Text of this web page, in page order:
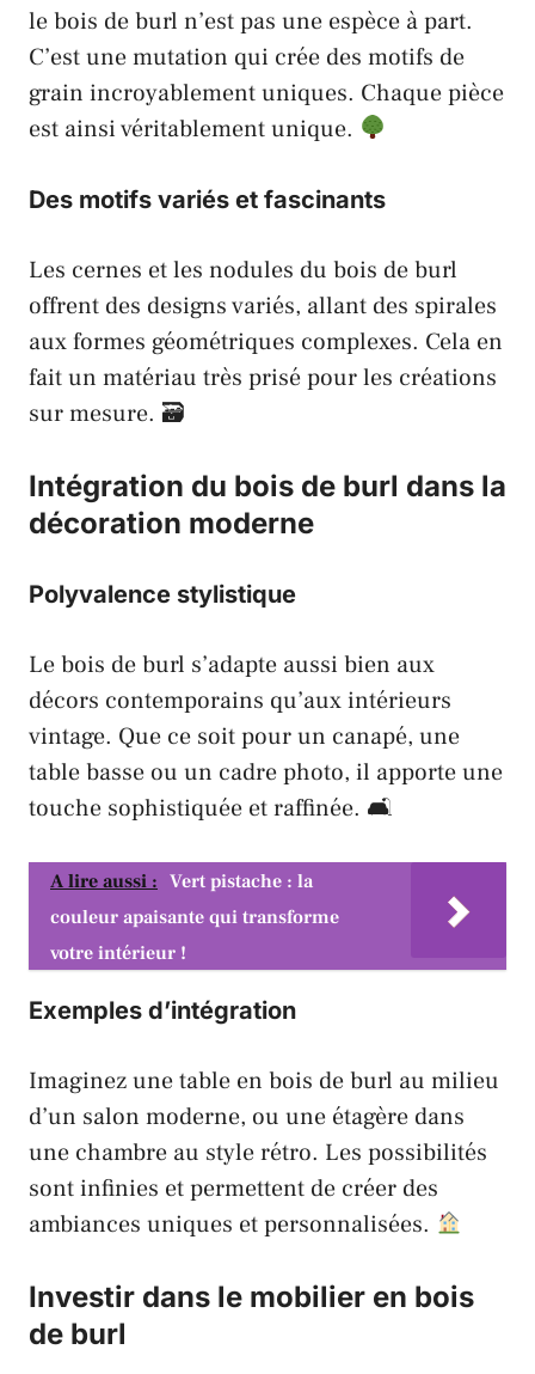
le bois de burl n’est pas une espèce à part.
C’est une mutation qui crée des motifs de
grain incroyablement uniques. Chaque pièce
est ainsi véritablement unique.
Des motifs variés et fascinants
Les cernes et les nodules du bois de burl
offrent des designs variés, allant des spirales
aux formes géométriques complexes. Cela en
fait un matériau très prisé pour les créations
sur mesure. 🗃
Intégration du bois de burl dans la
décoration moderne
Polyvalence stylistique
Le bois de burl s’adapte aussi bien aux
décors contemporains qu’aux intérieurs
vintage. Que ce soit pour un canapé, une
table basse ou un cadre photo, il apporte une
touche sophistiquée et raffinée. 🛋
A lire aussi : Vert pistache : la
couleur apaisante qui transforme
votre intérieur !
Exemples d’intégration
Imaginez une table en bois de burl au milieu
d’un salon moderne, ou une étagère dans
une chambre au style rétro. Les possibilités
sont infinies et permettent de créer des
ambiances uniques et personnalisées.
Investir dans le mobilier en bois
de burl